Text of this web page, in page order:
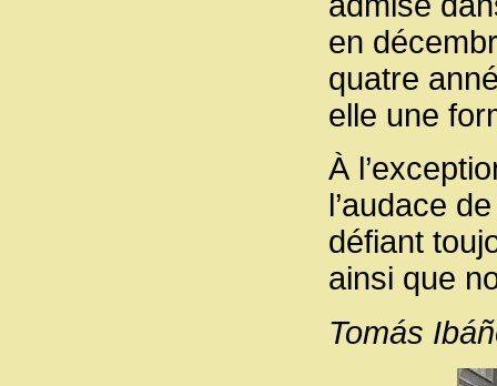
en
quatre
elle une
À
l’audace
défiant
ainsi que
Tomás